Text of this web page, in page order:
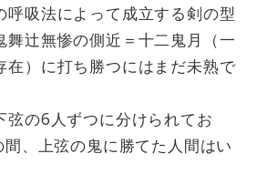
呼吸法によって成立する剣の型
舞辻無惨の側近＝十二鬼月（一
在）に打ち勝つにはまだ未熟で
弦の6人ずつに分けられてお
、上弦の鬼に勝てた人間はい